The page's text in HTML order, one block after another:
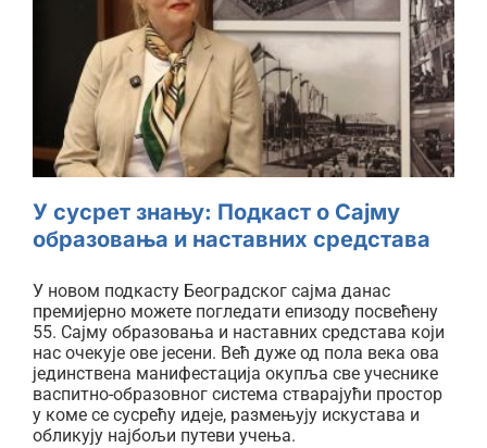
У сусрет знању: Подкаст о
Сајму образовања и наставних
средстава
У сусрет знању: Подкаст о Сајму
образовања и наставних средстава
У новом подкасту Београдског сајма данас
премијерно можете погледати епизоду посвећену
55. Сајму образовања и наставних средстава који
нас очекује ове јесени. Већ дуже од пола века ова
јединствена манифестација окупља све учеснике
васпитно-образовног система стварајући простор
у коме се сусрећу идеје, размењују искустава и
обликују најбољи путеви учења.